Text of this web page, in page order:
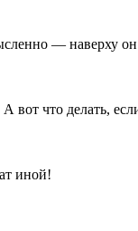
— наверху
что делать,
иной!